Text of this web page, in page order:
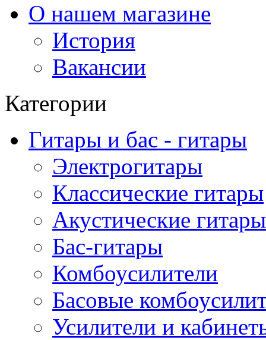
О нашем магазине
История
Вакансии
Категории
Гитары и бас - гитары
Электрогитары
Классические гитары
Акустические гитары
Бас-гитары
Комбоусилители
Басовые
Усилители и